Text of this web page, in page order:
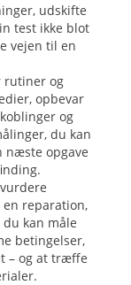
udskifte
test ikke blot
vejen til en
rutiner og
opbevar
og
du kan
næste opgave
reparation,
kan måle
betingelser,
– og at træffe